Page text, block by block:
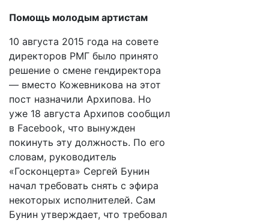
Помощь молодым артистам
10 августа 2015 года на совете
директоров РМГ было принято
решение о смене гендиректора
— вместо Кожевникова на этот
пост назначили Архипова. Но
уже 18 августа Архипов сообщил
в Facebook, что вынужден
покинуть эту должность. По его
словам, руководитель
«Госконцерта» Сергей Бунин
начал требовать снять с эфира
некоторых исполнителей. Сам
Бунин утверждает, что требовал